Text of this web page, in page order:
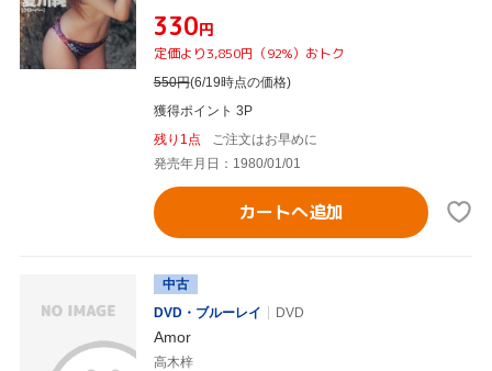
¥330円
定価より3,850円（92%）おトク
550円(6/19時点の価格)
獲得ポイント 3P
残り1点
ご注文はお早めに
発売年月日：1980/01/01
カートへ追加
中古
DVD・ブルーレイ
DVD
Amor
高木梓